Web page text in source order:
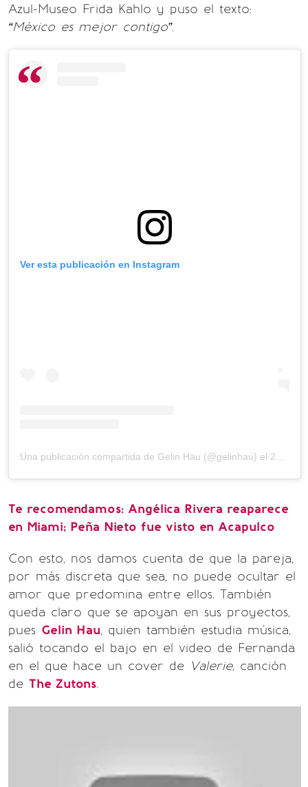
Azul-Museo Frida Kahlo y puso el texto:
“México es mejor contigo”.
Ver esta publicación en Instagram
Una publicación compartida de Gelin Hau (@gelinhau) el 21 Mar, 2019 a las 5:40 PDT
Te recomendamos: Angélica Rivera reaparece
en Miami; Peña Nieto fue visto en Acapulco
Con esto, nos damos cuenta de que la pareja,
por más discreta que sea, no puede ocultar el
amor que predomina entre ellos. También
queda claro que se apoyan en sus proyectos,
pues Gelin Hau, quien también estudia música,
salió tocando el bajo en el video de Fernanda
en el que hace un cover de Valerie, canción
de The Zutons.